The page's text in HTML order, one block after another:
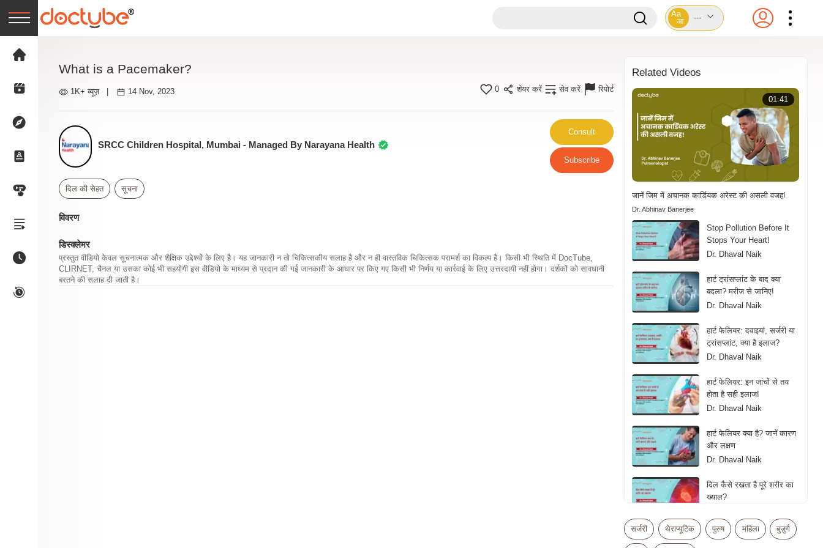
Aa
आ
---
What is a Pacemaker?
1K+ व्यूज़ 14 Nov, 2023 0 शेयर करें सेव करें रिपोर्ट
SRCC Children Hospital, Mumbai - Managed By Narayana Health
Consult
Subscribe
दिल की सेहत सूचना
विवरण
डिस्क्लेमर
प्रस्तुत वीडियो केवल सूचनात्मक और शैक्षिक उद्देश्यों के लिए है। यह जानकारी न तो चिकित्सकीय सलाह है और न ही वास्तविक चिकित्सक परामर्श का विकल्प है। किसी भी स्थिति में DocTube,
CLIRNET, चैनल या उसका कोई भी सहयोगी इस वीडियो के माध्यम से प्रदान की गई जानकारी के आधार पर किए गए किसी भी निर्णय या कार्रवाई के लिए उत्तरदायी नहीं होगा। दर्शकों को सावधानी
बरतने की सलाह दी जाती है।
Related Videos
01:41
जानें जिम में अचानक कार्डियक अरेस्ट की असली वजह!
Dr. Abhinav Banerjee
Stop Pollution Before It
Stops Your Heart!
Dr. Dhaval Naik
हार्ट ट्रांसप्लांट के बाद क्या
बदला? मरीज से जानिए!
Dr. Dhaval Naik
हार्ट फेलियर: दवाइयां, सर्जरी या
ट्रांसप्लांट, क्या है इलाज?
Dr. Dhaval Naik
हार्ट फेलियर: इन जांचों से तय
होता है सही इलाज!
Dr. Dhaval Naik
हार्ट फेलियर क्या है? जानें कारण
और लक्षण
Dr. Dhaval Naik
दिल कैसे रखता है पूरे शरीर का
ख्याल?
क्या ज्यादा एक्सरसाइज बन
सर्जरी थेराप्यूटिक पुरुष महिला बुज़ुर्ग